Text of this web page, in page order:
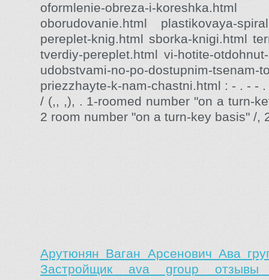
oformlenie-obreza-i-
oborudovanie.html plastikovaya-
pereplet-knig.html sborka-knigi.html
tverdiy-pereplet.html vi-hotite-
udobstvami-no-po-dostupnim-tsenam-
priezzhayte-k-nam-chastni.html : - . - -
/ (,, ,), . 1-roomed number "on a turn-
2 room number "on a turn-key basis" /,
Арутюнян Ваган Арсенович Ава
Застройщик ava group